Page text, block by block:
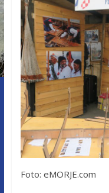
Foto: eMORJE.com